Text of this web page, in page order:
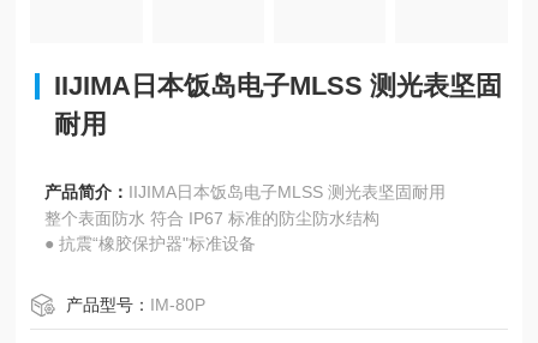
IIJIMA日本饭岛电子MLSS 测光表坚固
耐用
产品简介： IIJIMA日本饭岛电子MLSS 测光表坚固耐用
整个表面防水 符合 IP67 标准的防尘防水结构
● 抗震“橡胶保护器"标准设备
产品型号： IM-80P